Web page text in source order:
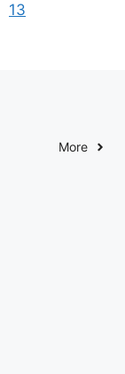
Pagina
13
More